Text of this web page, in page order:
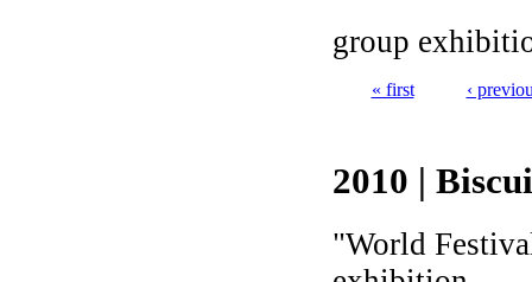
group
« first ‹
2010 |
"World